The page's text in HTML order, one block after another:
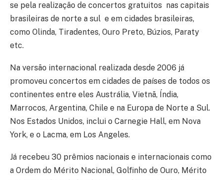
se pela realização de concertos gratuitos nas capitais
brasileiras de norte a sul e em cidades brasileiras,
como Olinda, Tiradentes, Ouro Preto, Búzios, Paraty
etc.
Na versão internacional realizada desde 2006 já
promoveu concertos em cidades de países de todos os
continentes entre eles Austrália, Vietnã, Índia,
Marrocos, Argentina, Chile e na Europa de Norte a Sul.
Nos Estados Unidos, inclui o Carnegie Hall, em Nova
York, e o Lacma, em Los Angeles.
Já recebeu 30 prêmios nacionais e internacionais como
a Ordem do Mérito Nacional, Golfinho de Ouro, Mérito